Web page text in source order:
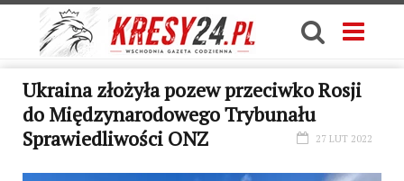
Ukraina złożyła pozew przeciwko Rosji
do Międzynarodowego Trybunału
Sprawiedliwości ONZ
27 LUT 2022